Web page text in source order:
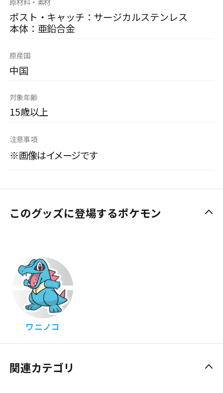
ポスト・キャッチ：サージカルステンレス
本体：亜鉛合金
原産国
中国
対象年齢
15歳以上
注意事項
※画像はイメージです
このグッズに登場するポケモン
ワニノコ
関連カテゴリ